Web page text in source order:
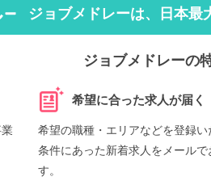
ジョブメドレーは、日本最
ジョブメドレーの
希望に合った求人が届く
希望の職種・エリアなどを登録い
条件にあった新着求人をメールで
す。